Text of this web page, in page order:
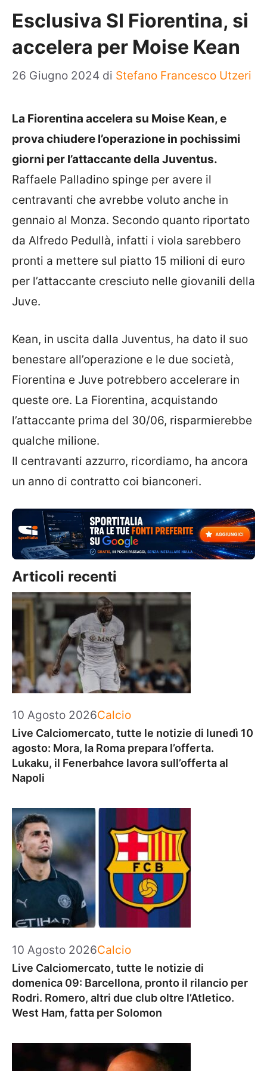
Esclusiva SI Fiorentina, si
accelera per Moise Kean
26 Giugno 2024 di Stefano Francesco Utzeri
La Fiorentina accelera su Moise Kean, e
prova chiudere l’operazione in pochissimi
giorni per l’attaccante della Juventus.
Raffaele Palladino spinge per avere il
centravanti che avrebbe voluto anche in
gennaio al Monza. Secondo quanto riportato
da Alfredo Pedullà, infatti i viola sarebbero
pronti a mettere sul piatto 15 milioni di euro
per l’attaccante cresciuto nelle giovanili della
Juve.
Kean, in uscita dalla Juventus, ha dato il suo
benestare all’operazione e le due società,
Fiorentina e Juve potrebbero accelerare in
queste ore. La Fiorentina, acquistando
l’attaccante prima del 30/06, risparmierebbe
qualche milione.
Il centravanti azzurro, ricordiamo, ha ancora
un anno di contratto coi bianconeri.
Articoli recenti
10 Agosto 2026Categorie
Calcio
Live Calciomercato, tutte le notizie di lunedì 10
agosto: Mora, la Roma prepara l’offerta.
Lukaku, il Fenerbahce lavora sull’offerta al
Napoli
10 Agosto 2026Categorie
Calcio
Live Calciomercato, tutte le notizie di
domenica 09: Barcellona, pronto il rilancio per
Rodri. Romero, altri due club oltre l’Atletico.
West Ham, fatta per Solomon